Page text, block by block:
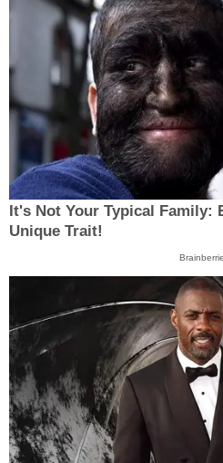
It's Not Your Typical Family:
Unique Trait!